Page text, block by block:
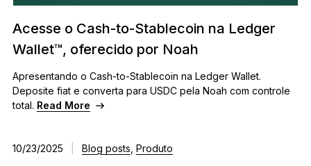
Acesse o Cash-to-Stablecoin na Ledger
Wallet™, oferecido por Noah
Apresentando o Cash-to-Stablecoin na Ledger Wallet.
Deposite fiat e converta para USDC pela Noah com controle
total. Read More
10/23/2025 Blog posts Produto